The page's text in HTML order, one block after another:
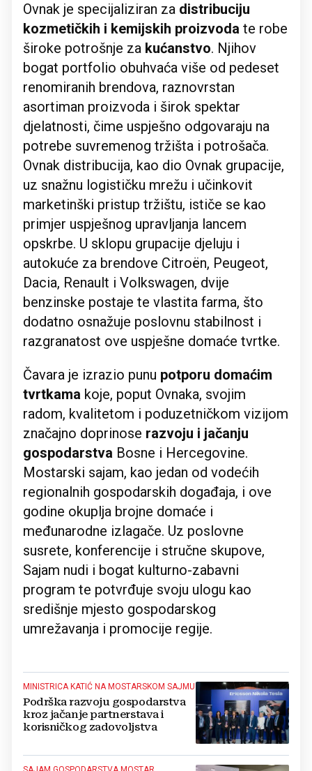
Ovnak je specijaliziran za distribuciju
kozmetičkih i kemijskih proizvoda te robe
široke potrošnje za kućanstvo. Njihov
bogat portfolio obuhvaća više od pedeset
renomiranih brendova, raznovrstan
asortiman proizvoda i širok spektar
djelatnosti, čime uspješno odgovaraju na
potrebe suvremenog tržišta i potrošača.
Ovnak distribucija, kao dio Ovnak grupacije,
uz snažnu logističku mrežu i učinkovit
marketinški pristup tržištu, ističe se kao
primjer uspješnog upravljanja lancem
opskrbe. U sklopu grupacije djeluju i
autokuće za brendove Citroën, Peugeot,
Dacia, Renault i Volkswagen, dvije
benzinske postaje te vlastita farma, što
dodatno osnažuje poslovnu stabilnost i
razgranatost ove uspješne domaće tvrtke.
Čavara je izrazio punu potporu domaćim
tvrtkama koje, poput Ovnaka, svojim
radom, kvalitetom i poduzetničkom vizijom
značajno doprinose razvoju i jačanju
gospodarstva Bosne i Hercegovine.
Mostarski sajam, kao jedan od vodećih
regionalnih gospodarskih događaja, i ove
godine okuplja brojne domaće i
međunarodne izlagače. Uz poslovne
susrete, konferencije i stručne skupove,
Sajam nudi i bogat kulturno-zabavni
program te potvrđuje svoju ulogu kao
središnje mjesto gospodarskog
umrežavanja i promocije regije.
MINISTRICA KATIĆ NA MOSTARSKOM SAJMU
Podrška razvoju gospodarstva
kroz jačanje partnerstava i
korisničkog zadovoljstva